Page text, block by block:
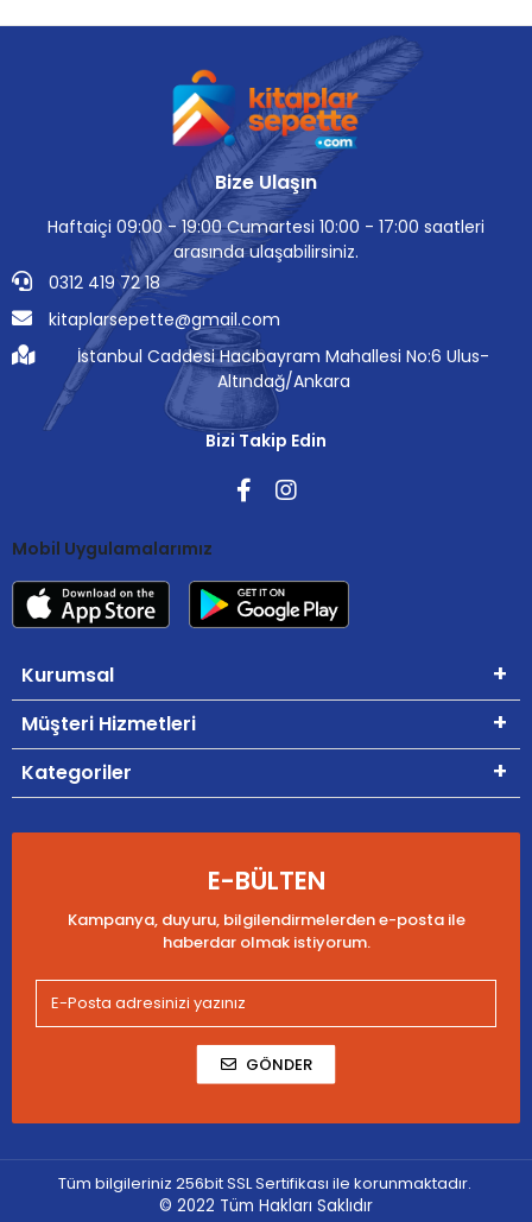
Bize Ulaşın
Haftaiçi 09:00 - 19:00 Cumartesi 10:00 - 17:00 saatleri
arasında ulaşabilirsiniz.
0312 419 72 18
kitaplarsepette@gmail.com
İstanbul Caddesi Hacıbayram Mahallesi No:6 Ulus-
Altındağ/Ankara
Bizi Takip Edin
Mobil Uygulamalarımız
Kurumsal
Müşteri Hizmetleri
Kategoriler
E-BÜLTEN
Kampanya, duyuru, bilgilendirmelerden e-posta ile
haberdar olmak istiyorum.
GÖNDER
Tüm bilgileriniz 256bit SSL Sertifikası ile korunmaktadır.
© 2022 Tüm Hakları Saklıdır